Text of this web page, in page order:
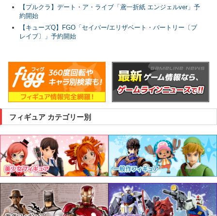
【プルクラ】デート・ア・ライブ「鳶一折紙 エンジェルver」予
約開始
【キューズQ】FGO「セイバー/エリザベート・バートリー〔ブ
レイブ〕」予約開始
フィギュア カテゴリー別